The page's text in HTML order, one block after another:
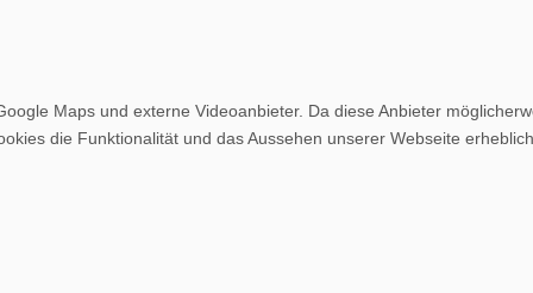
Maps und externe Videoanbieter. Da diese Anbieter
die Funktionalität und das Aussehen unserer Webseite